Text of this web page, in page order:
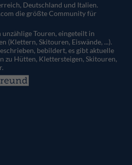
Deutschland und Italien.
die größte Community für
Touren, eingeteilt in
(Klettern, Skitouren, Eiswände, ...).
bebildert, es gibt aktuelle
zu Hütten, Klettersteigen, Skitouren,